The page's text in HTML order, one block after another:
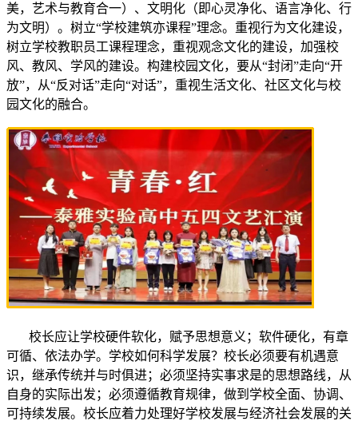
美，艺术与教育合一）、文明化（即心灵净化、语言净化、行
为文明）。树立“学校建筑亦课程”理念。重视行为文化建设，
树立学校教职员工课程理念，重视观念文化的建设，加强校
风、教风、学风的建设。构建校园文化，要从“封闭”走向“开
放”，从“反对话”走向“对话”，重视生活文化、社区文化与校
园文化的融合。
校长应让学校硬件软化，赋予思想意义；软件硬化，有章
可循、依法办学。学校如何科学发展？校长必须要有机遇意
识，继承传统并与时俱进；必须坚持实事求是的思想路线，从
自身的实际出发；必须遵循教育规律，做到学校全面、协调、
可持续发展。校长应着力处理好学校发展与经济社会发展的关